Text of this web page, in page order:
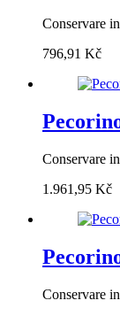
Conservare
796,91 Kč
Conservare
1.961,95 Kč
Conservare